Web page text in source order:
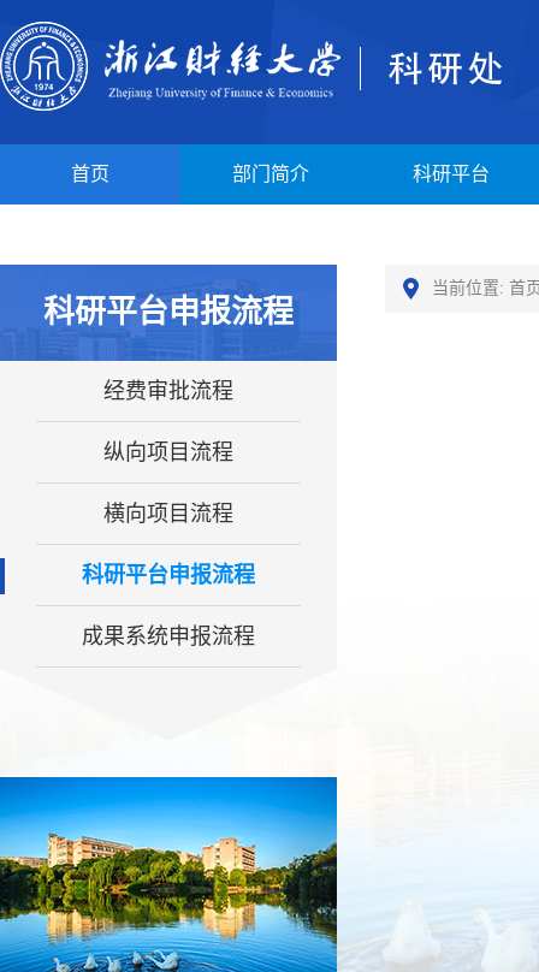
首页 部门简介 科研平台
科研平台申报流程
经费审批流程
纵向项目流程
横向项目流程
科研平台申报流程
成果系统申报流程
当前位置: 首